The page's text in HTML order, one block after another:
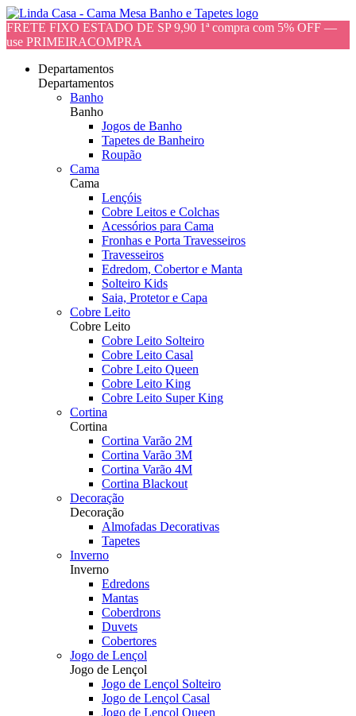
FRETE FIXO ESTADO DE SP 9,90 1ª compra com 5% OFF —
use PRIMEIRACOMPRA
Departamentos
Departamentos
Banho
Banho
Jogos de Banho
Tapetes de Banheiro
Roupão
Cama
Cama
Lençóis
Cobre Leitos e Colchas
Acessórios para Cama
Fronhas e Porta Travesseiros
Travesseiros
Edredom, Cobertor e Manta
Solteiro Kids
Saia, Protetor e Capa
Cobre Leito
Cobre Leito
Cobre Leito Solteiro
Cobre Leito Casal
Cobre Leito Queen
Cobre Leito King
Cobre Leito Super King
Cortina
Cortina
Cortina Varão 2M
Cortina Varão 3M
Cortina Varão 4M
Cortina Blackout
Decoração
Decoração
Almofadas Decorativas
Tapetes
Inverno
Inverno
Edredons
Mantas
Coberdrons
Duvets
Cobertores
Jogo de Lençol
Jogo de Lençol
Jogo de Lençol Solteiro
Jogo de Lençol Casal
Jogo de Lençol Queen